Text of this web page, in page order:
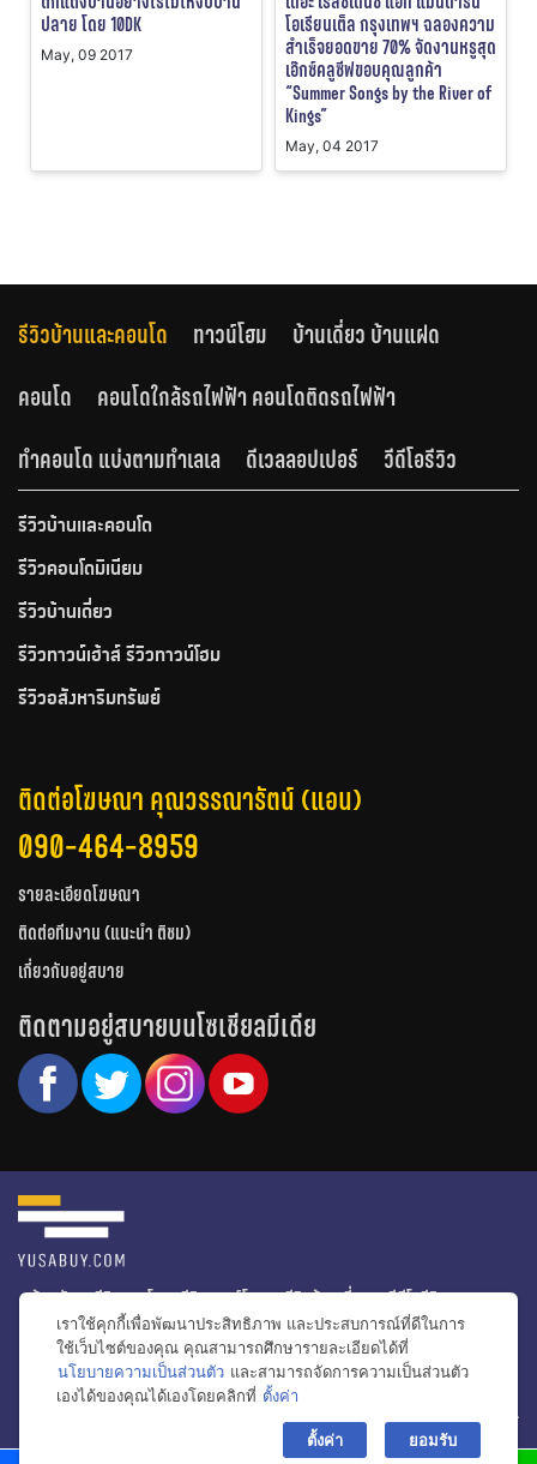
ปลาย โดย 10DK
May, 09 2017
โอเรียนเต็ล กรุงเทพฯ ฉลองความ
สำเร็จยอดขาย 70% จัดงานหรูสุด
เอ๊กซ์คลูซีฟขอบคุณลูกค้า
“Summer Songs by the River of
Kings”
May, 04 2017
รีวิวบ้านและคอนโด ทาวน์โฮม
บ้านเดี่ยว บ้านแฝด
คอนโด
คอนโดใกล้รถไฟฟ้า คอนโดติดรถไฟฟ้า
ทำคอนโด แบ่งตามทำเลเล
ดีเวลลอปเปอร์ วีดีโอรีวิว
รีวิวบ้านและคอนโด
รีวิวคอนโดมิเนียม
รีวิวบ้านเดี่ยว
รีวิวทาวน์เฮ้าส์ รีวิวทาวน์โฮม
รีวิวอสังหาริมทรัพย์
ติดต่อโฆษณา คุณวรรณารัตน์ (แอน)
090-464-8959
รายละเอียดโฆษณา
ติดต่อทีมงาน (แนะนำ ติชม)
เกี่ยวกับอยู่สบาย
ติดตามอยู่สบายบนโซเชียลมีเดีย
หน้าหลัก รีวิวคอนโด รีวิวทาวน์โฮม รีวิวบ้านเดี่ยว
วีดีโอรีวิว
ไอเดียแต่งบ้าน
ข่าวอสังหาริมทรัพย์
โปรโมชั่นบ้านและคอนโด
โครงการน่าสนใจ
© สงวนลิขสิทธิ์ 2556-2564
เราใช้คุกกี้เพื่อพัฒนาประสิทธิภาพ และประสบการณ์ที่ดีในการ
ใช้เว็บไซต์ของคุณ คุณสามารถศึกษารายละเอียดได้ที่
นโยบายความเป็นส่วนตัว และสามารถจัดการความเป็นส่วนตัว
เองได้ของคุณได้เองโดยคลิกที่ ตั้งค่า
ตั้งค่า ยอมรับ